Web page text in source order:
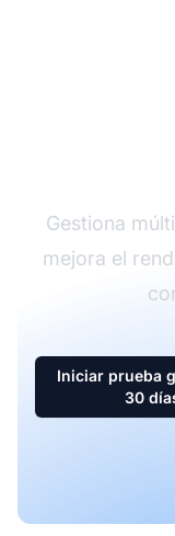
Gestiona
mejora el
Iniciar prueba
30